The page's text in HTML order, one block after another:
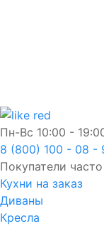
Пн-Вс 10:00 -
8 (800) 100 - 08 -
Покупатели
Кухни на заказ
Диваны
Кресла